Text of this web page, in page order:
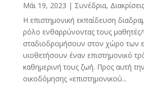
Μάι 19, 2023 | Συνέδρια, Διακρίσεις
Η επιστημονική εκπαίδευση
ρόλο ενθαρρύνοντας τους μαθητές/
σταδιοδρομήσουν στον χώρο των
υιοθετήσουν έναν επιστημονικό
καθημερινή τους ζωή. Προς αυτή
οικοδόμησης «επιστημονικού...